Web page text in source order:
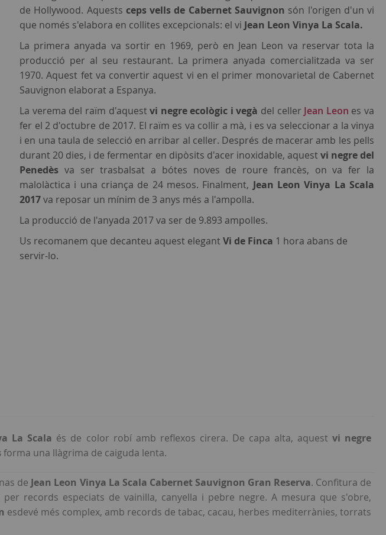
de Hollywood. Aquests ceps vells de Cabernet Sauvignon són l'origen d'un vi
que només s'elabora en collites excepcionals: el vi Jean Leon Vinya La Scala.
La primera anyada va sortir en 1969, però en Jean Leon va reservar tota la
producció per al seu restaurant. La primera anyada comercialitzada va ser
1970. Aquest fet va convertir aquest vi en el primer monovarietal de Cabernet
Sauvignon elaborat a Espanya.
La verema del raïm d'aquestvi negre ecològic i vegà del celler Jean Leon es va
fer el 2 d'octubre de 2017. El raïm es va collir a mà, i es va seleccionar a la vinya
i en una taula de selecció en arribar al celler. Després de macerar amb les pells
durant 20 dies, i de fermentar en dipòsits d'acer inoxidable, aquestvi negre del
Penedès va ser trasbalsat a bótes noves de roure francès, on va fer la
malolàctica i una criança de 24 mesos. Finalment, Jean Leon Vinya La Scala
2017va reposar un mínim de 3 anys més a l'ampolla.
La producció de l'anyada 2017 va ser de 9.893 ampolles.
Us recomanem que decanteu aquest elegantVi de Finca 1 hora abans de
servir-lo.
La Scala és de color robí amb reflexos cirera. De capa alta, aquest vi negre
forma una llàgrima de caiguda lenta.
de Jean Leon Vinya La Scala Cabernet Sauvignon Gran Reserva. Confitura de
records especiats de vainilla, canyella i pebre negre. A mesura que s'obre,
esdevé més complex, amb records de tabac, cacau, herbes mediterrànies, torrats